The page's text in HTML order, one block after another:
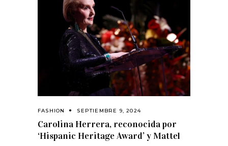
FASHION SEPTIEMBRE 9, 2024
Carolina Herrera, reconocida por
‘Hispanic Heritage Award’ y Mattel